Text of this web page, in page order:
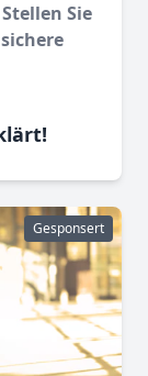
Sie
Gesponsert